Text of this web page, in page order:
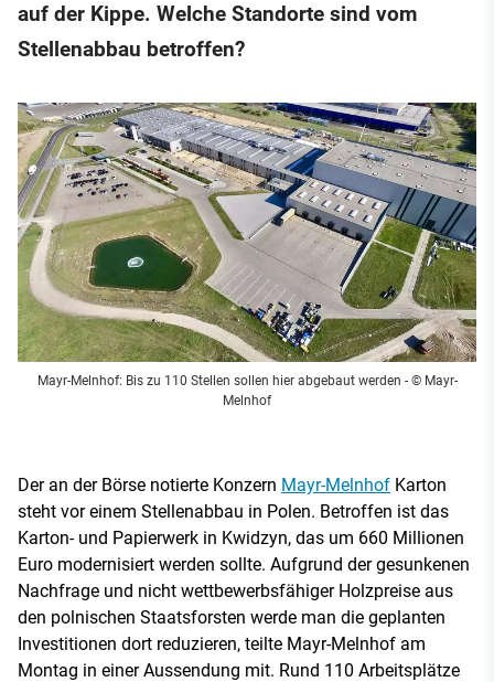
auf der Kippe. Welche Standorte sind vom
Stellenabbau betroffen?
Mayr-Melnhof: Bis zu 110 Stellen sollen hier abgebaut werden - © Mayr-
Melnhof
Der an der Börse notierte Konzern Mayr-Melnhof Karton
steht vor einem Stellenabbau in Polen. Betroffen ist das
Karton- und Papierwerk in Kwidzyn, das um 660 Millionen
Euro modernisiert werden sollte. Aufgrund der gesunkenen
Nachfrage und nicht wettbewerbsfähiger Holzpreise aus
den polnischen Staatsforsten werde man die geplanten
Investitionen dort reduzieren, teilte Mayr-Melnhof am
Montag in einer Aussendung mit. Rund 110 Arbeitsplätze